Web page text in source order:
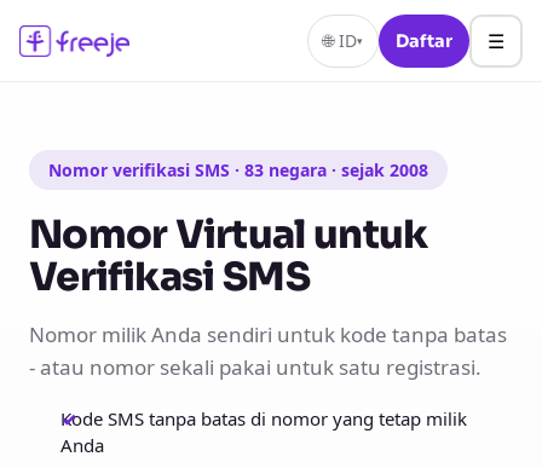
🌐ID▾ Daftar ☰
Nomor verifikasi SMS · 83 negara · sejak 2008
Nomor Virtual untuk
Verifikasi SMS
Nomor milik Anda sendiri untuk kode tanpa batas
- atau nomor sekali pakai untuk satu registrasi.
Kode SMS tanpa batas di nomor yang tetap milik
Anda